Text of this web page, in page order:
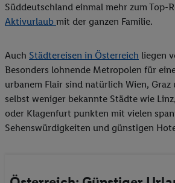
Süddeutschland einmal mehr zum Top-
Aktivurlaub mit der ganzen Familie.
Auch Städtereisen in Österreich liegen
Besonders lohnende Metropolen für
urbanem Flair sind natürlich Wien, Graz
selbst weniger bekannte Städte wie
oder Klagenfurt punkten mit vielen
Sehenswürdigkeiten und günstigen